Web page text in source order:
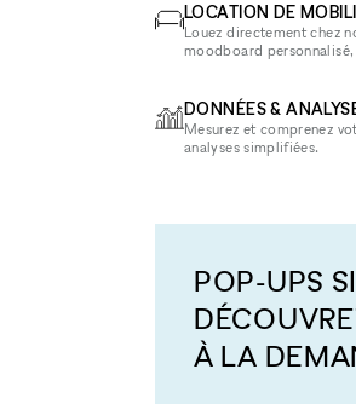
LOCATION DE
Louez directement chez
moodboard personnalisé,
DONNÉES &
Mesurez et comprenez
analyses simplifiées.
POP-UPS
À LA